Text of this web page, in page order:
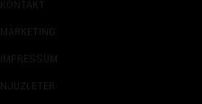
KONTAKT
MARKETING
IMPRESSUM
NJUZLETER